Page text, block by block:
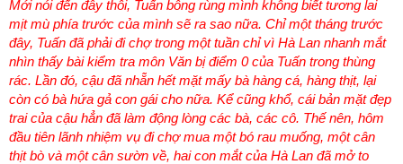
Mới nói đến đây thôi, Tuấn bỗng rùng mình không biết tương lai
mịt mù phía trước của mình sẽ ra sao nữa. Chỉ một tháng trước
đây, Tuấn đã phải đi chợ trong một tuần chỉ vì Hà Lan nhanh mắt
nhìn thấy bài kiểm tra môn Văn bị điểm 0 của Tuấn trong thùng
rác. Lần đó, cậu đã nhẵn hết mặt mấy bà hàng cá, hàng thịt, lại
còn có bà hứa gả con gái cho nữa. Kể cũng khổ, cái bản mặt đẹp
trai của cậu hẳn đã làm động lòng các bà, các cô. Thế nên, hôm
đầu tiên lãnh nhiệm vụ đi chợ mua một bó rau muống, một cân
thịt bò và một cân sườn về, hai con mắt của Hà Lan đã mở to